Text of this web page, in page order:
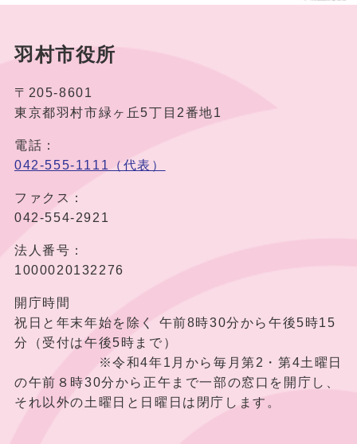
羽村市役所
〒205-8601
東京都羽村市緑ヶ丘5丁目2番地1
電話：
042-555-1111（代表）
ファクス：
042-554-2921
法人番号：
1000020132276
開庁時間
祝日と年末年始を除く 午前8時30分から午後5時15
分（受付は午後5時まで）
※令和4年1月から毎月第2・第4土曜日
の午前８時30分から正午まで一部の窓口を開庁し、
それ以外の土曜日と日曜日は閉庁します。